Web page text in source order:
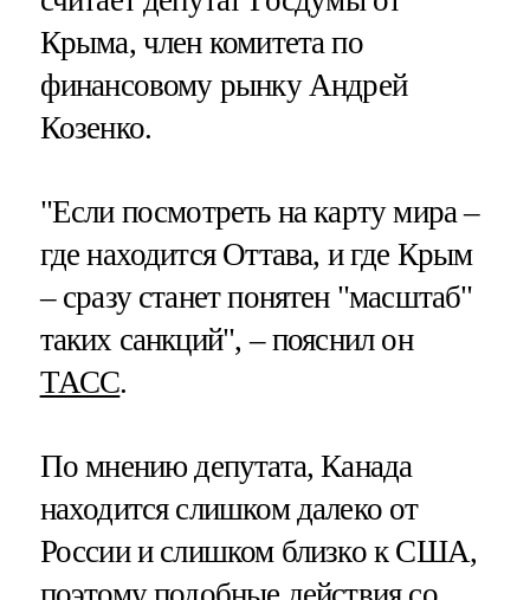
Крыма, член комитета по
финансовому рынку Андрей
Козенко.
"Если посмотреть на карту мира –
где находится Оттава, и где Крым
– сразу станет понятен "масштаб"
таких санкций", – пояснил он
ТАСС.
По мнению депутата, Канада
находится слишком далеко от
России и слишком близко к США,